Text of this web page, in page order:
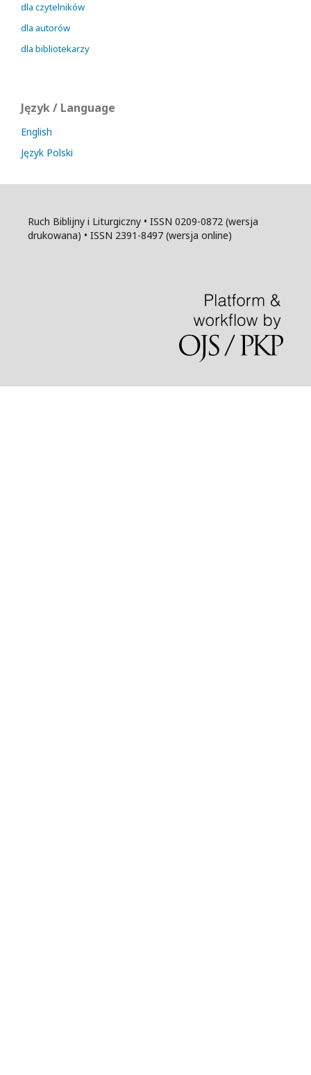
dla czytelników
dla autorów
dla bibliotekarzy
Język / Language
English
Język Polski
Ruch Biblijny i Liturgiczny • ISSN 0209-0872 (wersja
drukowana) • ISSN 2391-8497 (wersja online)